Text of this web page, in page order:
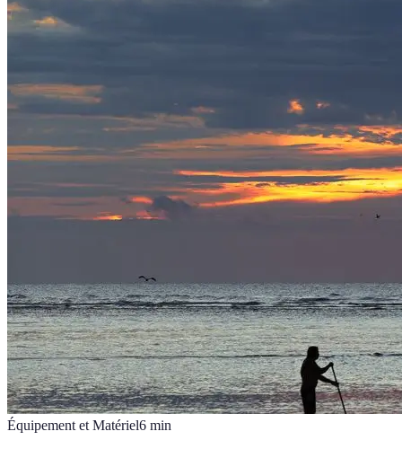
Équipement et Matériel6 min